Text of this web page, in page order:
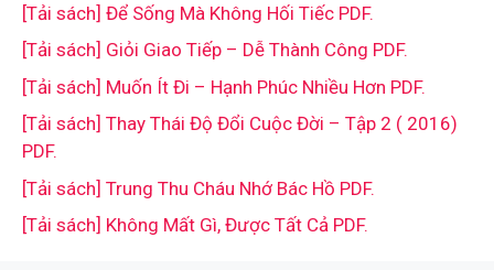
[Tải sách] Để Sống Mà Không Hối Tiếc PDF.
[Tải sách] Giỏi Giao Tiếp – Dễ Thành Công PDF.
[Tải sách] Muốn Ít Đi – Hạnh Phúc Nhiều Hơn PDF.
[Tải sách] Thay Thái Độ Đổi Cuộc Đời – Tập 2 ( 2016)
PDF.
[Tải sách] Trung Thu Cháu Nhớ Bác Hồ PDF.
[Tải sách] Không Mất Gì, Được Tất Cả PDF.